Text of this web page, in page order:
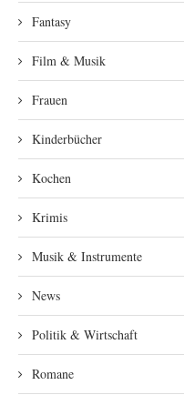
Fantasy
Film & Musik
Frauen
Kinderbücher
Kochen
Krimis
Musik & Instrumente
News
Politik & Wirtschaft
Romane